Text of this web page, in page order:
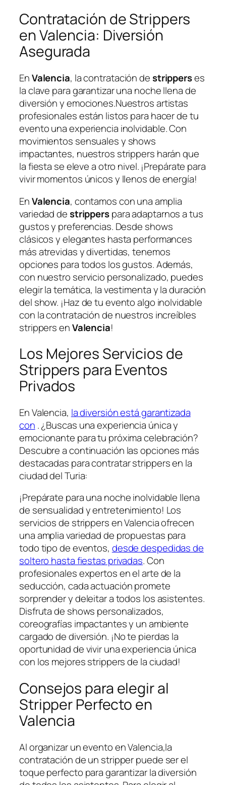
Contratación de Strippers
en Valencia: Diversión
Asegurada
EnValencia, la contratación destripperses
la clave para garantizar una noche llena de
diversión y emociones.Nuestros artistas
profesionales están listos para hacer de tu
evento una experiencia inolvidable. Con⁤
movimientos sensuales y shows​
impactantes, nuestros strippers harán que
la fiesta se⁤ eleve a otro ⁣nivel.⁤ ¡Prepárate para⁢
vivir momentos únicos y llenos de energía!
EnValencia, contamos con ‌una amplia
variedad destripperspara adaptarnos a tus
gustos y preferencias.⁤ Desde shows ​
clásicos y elegantes hasta performances
más atrevidas‍ y divertidas, tenemos
opciones⁣ para‌ todos los ​gustos. Además,
con nuestro ​servicio personalizado, puedes
elegir la temática, la vestimenta y la duración
del show. ¡Haz de tu‍ evento⁤ algo inolvidable
con la contratación de nuestros⁤ increíbles
strippers ‌enValencia!
Los Mejores ⁤Servicios de
Strippers para Eventos
Privados
En Valencia, la diversión está garantizada
con . ¿Buscas una experiencia única y
emocionante para tu próxima celebración?
Descubre a continuación las opciones más
destacadas para contratar strippers en la
ciudad del Turia:
¡Prepárate para una noche inolvidable ‌llena
‍de sensualidad y entretenimiento! Los
servicios de strippers en Valencia ofrecen
una amplia variedad de propuestas para
todo tipo de eventos, desde despedidas de
soltero hasta fiestas privadas.⁣ Con
profesionales expertos en el arte de la
seducción, cada actuación promete
sorprender y deleitar a todos los asistentes.
Disfruta de shows personalizados,
coreografías‍ impactantes y un ambiente
cargado de diversión. ¡No te pierdas la
oportunidad de vivir una experiencia única
con los mejores ⁤strippers de la ciudad!
Consejos para elegir al
⁤Stripper Perfecto en
Valencia
Al organizar un evento en Valencia,la
contratación de un stripper puede ser el
toque perfecto para garantizar ⁤la ‌diversión